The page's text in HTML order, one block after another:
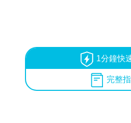
1分鐘快
完整